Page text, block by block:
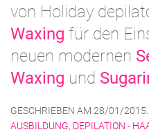
von Holiday
Waxing für den
neuen modernen
Waxing und
GESCHRIEBEN AM 28/01/2015
AUSBILDUNG, DEPILATION -